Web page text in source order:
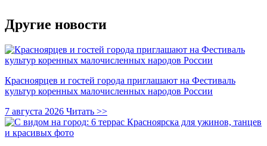
Другие новости
Красноярцев и гостей города приглашают на Фестиваль
культур коренных малочисленных народов России
7 августа 2026 Читать >>